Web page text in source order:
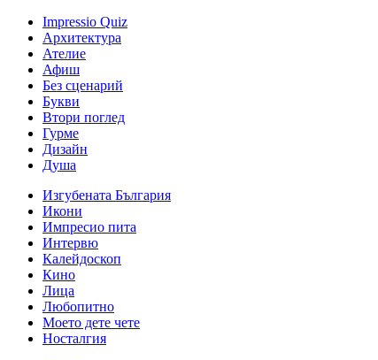
Impressio Quiz
Архитектура
Ателие
Афиш
Без сценарий
Букви
Втори поглед
Гурме
Дизайн
Душа
Изгубената България
Икони
Импресио пита
Интервю
Калейдоскоп
Кино
Лица
Любопитно
Моето дете чете
Носталгия